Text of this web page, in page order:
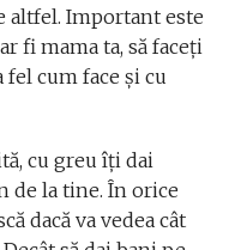
altfel. Important este
fi mama ta, să faceţi
cum face şi cu
cu greu îţi dai
de la tine. În orice
dacă va vedea cât